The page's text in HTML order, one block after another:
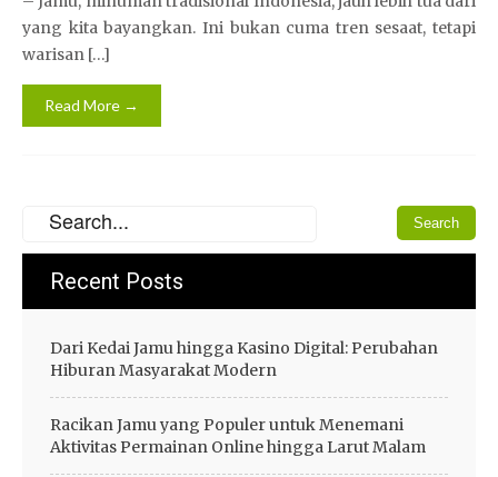
yang kita bayangkan. Ini bukan cuma tren sesaat, tetapi
warisan […]
Read More →
Recent Posts
Dari Kedai Jamu hingga Kasino Digital: Perubahan
Hiburan Masyarakat Modern
Racikan Jamu yang Populer untuk Menemani
Aktivitas Permainan Online hingga Larut Malam